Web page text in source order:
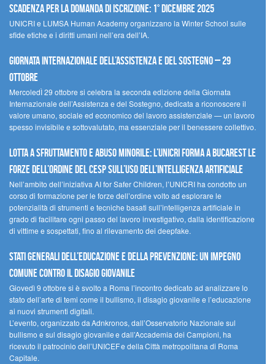
scadenza per la domanda di iscrizione: 1° dicembre 2025
UNICRI e LUMSA Human Academy organizzano la Winter School sulle
sfide etiche e i diritti umani nell’era dell’IA.
Giornata internazionale dell’assistenza e del sostegno – 29
ottobre
MercoledÌ 29 ottobre si celebra la seconda edizione della Giornata
Internazionale dell’Assistenza e del Sostegno, dedicata a riconoscere il
valore umano, sociale ed economico del lavoro assistenziale — un lavoro
spesso invisibile e sottovalutato, ma essenziale per il benessere collettivo.
Lotta a sfruttamento e abuso minorile: l’UNICRI forma a Bucarest le
forze dell’ordine del CESP sull’uso dell’Intelligenza Artificiale
Nell’ambito dell’iniziativa AI for Safer Children, l’UNICRI ha condotto un
corso di formazione per le forze dell’ordine volto ad esplorare le
potenzialità di strumenti e tecniche basati sull’intelligenza artificiale in
grado di facilitare ogni passo del lavoro investigativo, dalla identificazione
di vittime e sospettati, fino al rilevamento dei deepfake.
Stati Generali dell’Educazione e della Prevenzione: un impegno
comune contro il disagio giovanile
Giovedì 9 ottobre si è svolto a Roma l’incontro dedicato ad analizzare lo
stato dell’arte di temi come il bullismo, il disagio giovanile e l’educazione
ai nuovi strumenti digitali.
L’evento, organizzato da Adnkronos, dall’Osservatorio Nazionale sul
bullismo e sul disagio giovanile e dall’Accademia dei Campioni, ha
ricevuto il patrocinio dell’UNICEF e della Città metropolitana di Roma
Capitale.